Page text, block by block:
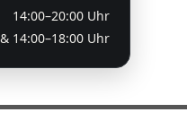
14:00–20:00 Uhr
14:00–18:00 Uhr